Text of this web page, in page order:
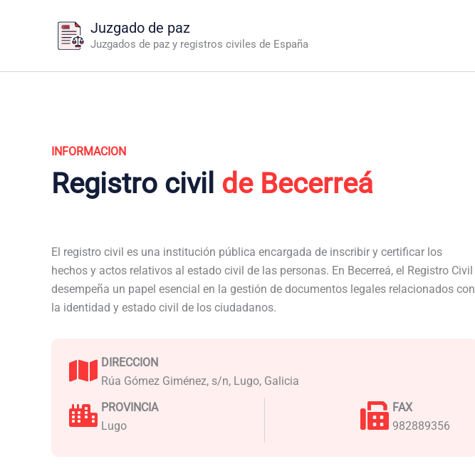
Juzgado de paz
Juzgados de paz y registros civiles de España
INFORMACION
Registro civil de Becerreá
El registro civil es una institución pública encargada de inscribir y certificar los
hechos y actos relativos al estado civil de las personas. En Becerreá, el Registro Civil
desempeña un papel esencial en la gestión de documentos legales relacionados con
la identidad y estado civil de los ciudadanos.
DIRECCION
Rúa Gómez Giménez, s/n, Lugo, Galicia
PROVINCIA
Lugo
FAX
982889356